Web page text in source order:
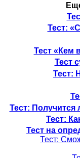
Тест:
Тест «Кем
Тест
Тест:
Тест: Получится
Тест:
Тест на
Тест: